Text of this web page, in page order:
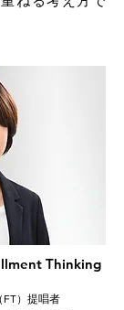
Thinking
FT）提唱者